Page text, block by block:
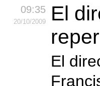
09:35
20/10/2009
El
El